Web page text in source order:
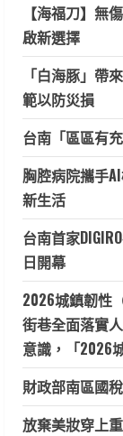
【海福刀】無
啟新選擇
「白海豚」帶
範以防災損
台南「區區有
胸腔病院攜手
新生活
台南首家
日開幕
2026城鎮韌性
街巷全面落實
意識，「2026
財政部南區國
放棄美妝穿上